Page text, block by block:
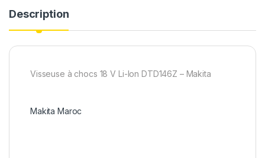
Description
Visseuse à chocs 18 V Li-Ion DTD146Z – Makita
Makita Maroc